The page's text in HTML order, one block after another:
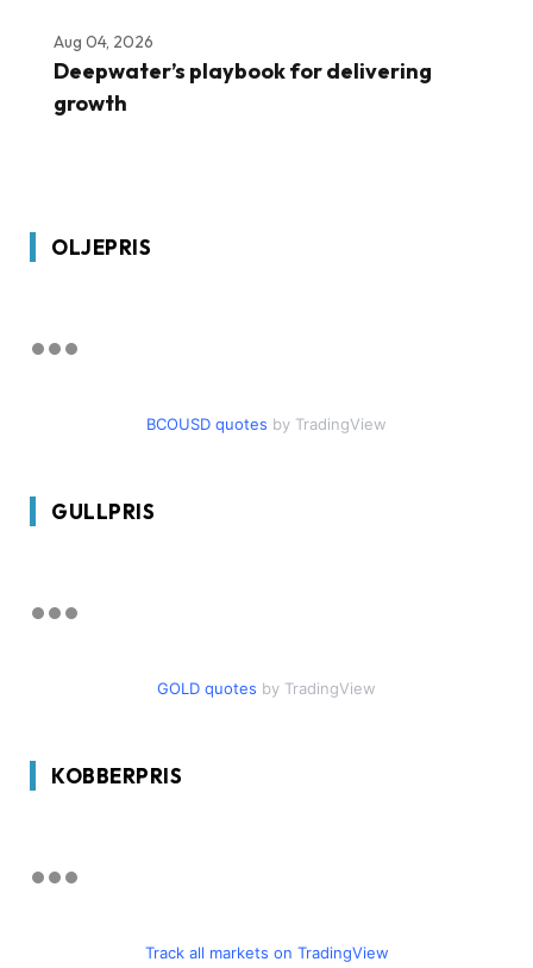
Aug 04, 2026
Deepwater’s playbook for delivering
growth
OLJEPRIS
BCOUSD quotes by TradingView
GULLPRIS
GOLD quotes by TradingView
KOBBERPRIS
Track all markets on TradingView